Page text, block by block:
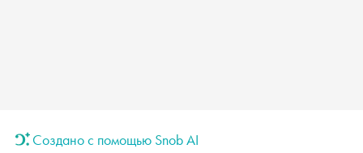
Создано с помощью Snob AI